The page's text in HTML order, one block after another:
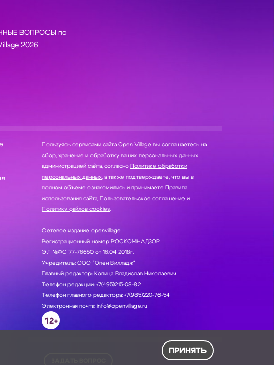
ВОПРОСЫ по
2026
Пользуясь сервисами сайта Open Village вы соглашаетесь на
сбор, хранение и обработку ваших персональных данных
администрацией сайта, согласно Политике обработки
персональных данных , а также подтверждаете, что вы в
полном объеме ознакомились и принимаете Правила
использования сайта Пользовательское соглашение и
Политику файлов cookies.
Сетевое издание openvillage
Регистрационный номер РОСКОМНАДЗОР
ЭЛ №ФС 77-76650 от 16.04 2018г.
Учредитель: ООО "Опен Вилладж"
Главный редактор: Копица Владислав Николаевич
Телефон редакции: +7(495)215-08-82
Телефон главного редактора: +7(985)220-76-54
Электронная почта: info@openvillage.ru
12+
ПРИНЯТЬ